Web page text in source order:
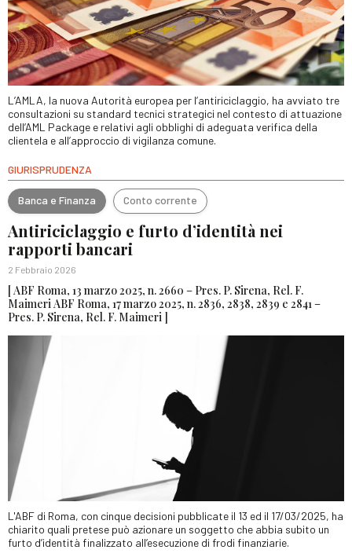
L’AMLA, la nuova Autorità europea per l’antiriciclaggio, ha avviato tre
consultazioni su standard tecnici strategici nel contesto di attuazione
dell’AML Package e relativi agli obblighi di adeguata verifica della
clientela e all’approccio di vigilanza comune.
GIURISPRUDENZA
Banca e Finanza Conto corrente
Antiriciclaggio e furto d’identità nei
rapporti bancari
2 Febbraio 2026
[ ABF Roma, 13 marzo 2025, n. 2660 – Pres. P. Sirena, Rel. F.
Maimeri ABF Roma, 17 marzo 2025, n. 2836, 2838, 2839 e 2841 –
Pres. P. Sirena, Rel. F. Maimeri ]
L'ABF di Roma, con cinque decisioni pubblicate il 13 ed il 17/03/2025, ha
chiarito quali pretese può azionare un soggetto che abbia subito un
furto d’identità finalizzato all’esecuzione di frodi finanziarie.